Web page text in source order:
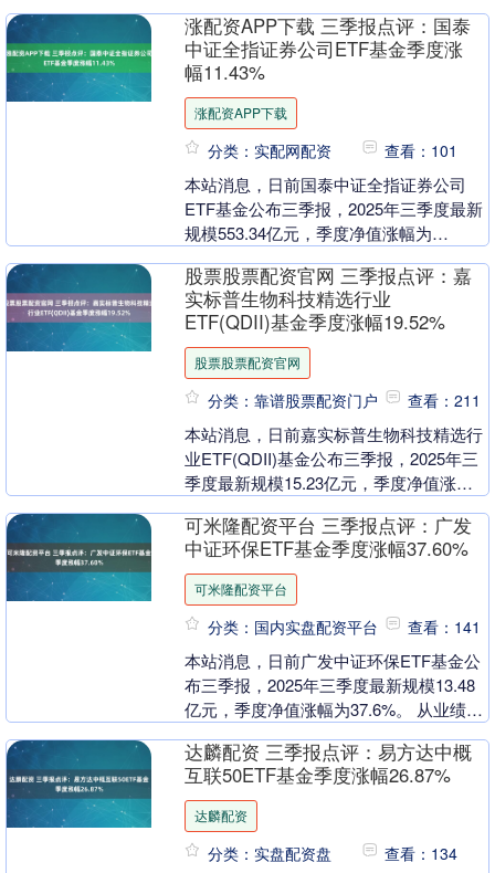
信....
涨配资APP下载 三季报点评：国泰
中证全指证券公司ETF基金季度涨
幅11.43%
涨配资APP下载
分类：实配网配资 查看：101
本站消息，日前国泰中证全指证券公司
ETF基金公布三季报，2025年三季度最新
规模553.34亿元，季度净值涨幅为
指证券....
股票股票配资官网 三季报点评：嘉
实标普生物科技精选行业
ETF(QDII)基金季度涨幅19.52%
股票股票配资官网
分类：靠谱股票配资门户 查看：211
本站消息，日前嘉实标普生物科技精选行
业ETF(QDII)基金公布三季报，2025年三
季度最新规模15.23亿元，季度净值涨幅
可米隆配资平台 三季报点评：广发
中证环保ETF基金季度涨幅37.60%
可米隆配资平台
分类：国内实盘配资平台 查看：141
本站消息，日前广发中证环保ETF基金公
布三季报，2025年三季度最新规模13.48
亿元，季度净值涨幅为37.6%。 从业绩表
达麟配资 三季报点评：易方达中概
互联50ETF基金季度涨幅26.87%
达麟配资
分类：实盘配资盘 查看：134